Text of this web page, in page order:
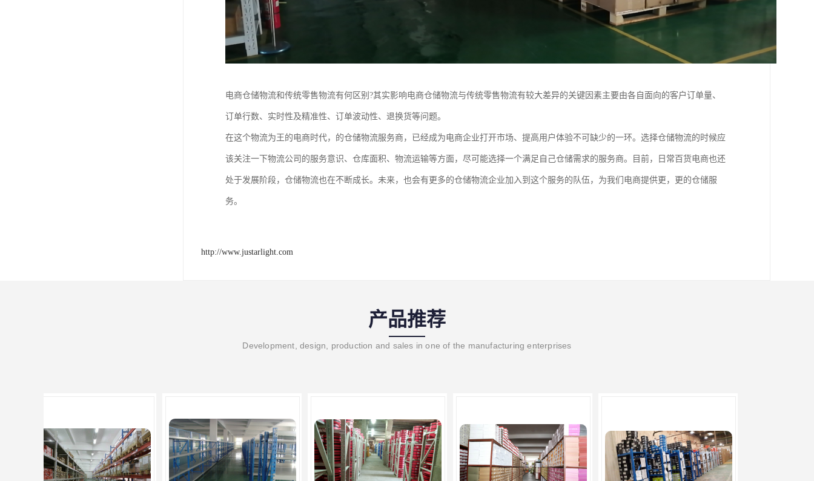
电商仓储物流和传统零售物流有何区别?其实影响电商仓储物流与传统零售物流有较大差异的关键因素主要由各自面向的客户订单量、
订单行数、实时性及精准性、订单波动性、退换货等问题。
在这个物流为王的电商时代，的仓储物流服务商，已经成为电商企业打开市场、提高用户体验不可缺少的一环。选择仓储物流的时候应
该关注一下物流公司的服务意识、仓库面积、物流运输等方面，尽可能选择一个满足自己仓储需求的服务商。目前，日常百货电商也还
处于发展阶段，仓储物流也在不断成长。未来，也会有更多的仓储物流企业加入到这个服务的队伍，为我们电商提供更，更的仓储服
务。
http://www.justarlight.com
产品推荐
Development, design, production and sales in one of the manufacturing enterprises